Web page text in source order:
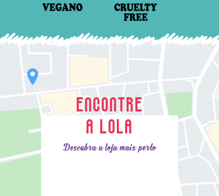
ENCONTRE
A LOLA
Descubra a loja mais perto